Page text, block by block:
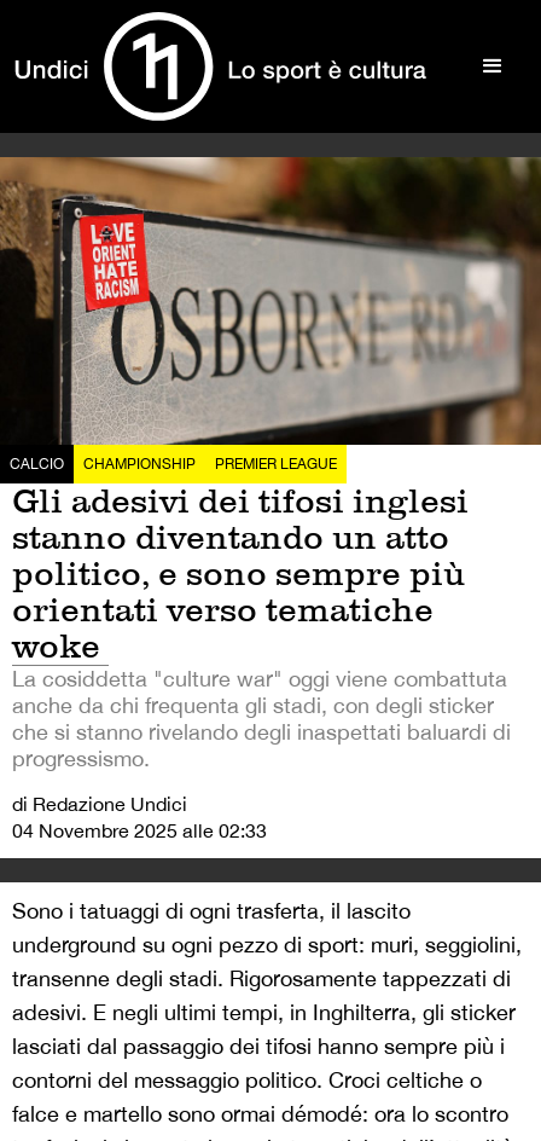
CALCIO CHAMPIONSHIP PREMIER LEAGUE
Gli adesivi dei tifosi inglesi
stanno diventando un atto
politico, e sono sempre più
orientati verso tematiche
woke
La cosiddetta "culture war" oggi viene combattuta
anche da chi frequenta gli stadi, con degli sticker
che si stanno rivelando degli inaspettati baluardi di
progressismo.
di Redazione Undici
04 Novembre 2025 alle 02:33
Sono i tatuaggi di ogni trasferta, il lascito
underground su ogni pezzo di sport: muri, seggiolini,
transenne degli stadi. Rigorosamente tappezzati di
adesivi. E negli ultimi tempi, in Inghilterra, gli sticker
lasciati dal passaggio dei tifosi hanno sempre più i
contorni del messaggio politico. Croci celtiche o
falce e martello sono ormai démodé: ora lo scontro